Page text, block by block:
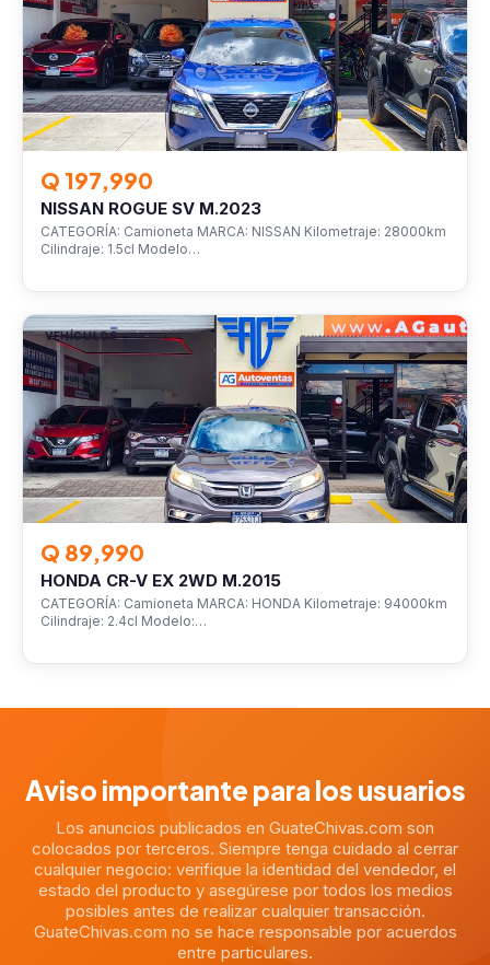
Q 197,990
NISSAN ROGUE SV M.2023
CATEGORÍA: Camioneta MARCA: NISSAN Kilometraje: 28000km
Cilindraje: 1.5cl Modelo…
VEHÍCULOS
Q 89,990
HONDA CR-V EX 2WD M.2015
CATEGORÍA: Camioneta MARCA: HONDA Kilometraje: 94000km
Cilindraje: 2.4cl Modelo:…
Aviso importante para los usuarios
Los anuncios publicados en GuateChivas.com son
colocados por terceros. Siempre tenga cuidado al cerrar
cualquier negocio: verifique la identidad del vendedor, el
estado del producto y asegúrese por todos los medios
posibles antes de realizar cualquier transacción.
GuateChivas.com no se hace responsable por acuerdos
entre particulares.